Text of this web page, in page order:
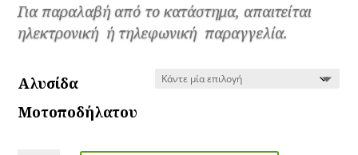
29.25€
through
120.00€
Για παραλαβή από το κατάστημα, απαιτείται
ηλεκτρονική ή τηλεφωνική παραγγελία.
Αλυσίδα
Μοτοποδήλατου